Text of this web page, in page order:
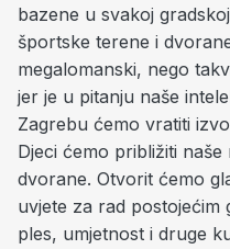
bazene u svakoj
športske terene i
megalomanski, nego
jer je u pitanju naše
Zagrebu ćemo vratiti
Djeci ćemo približiti
dvorane. Otvorit ćemo
uvjete za rad postojećim
ples, umjetnost i druge